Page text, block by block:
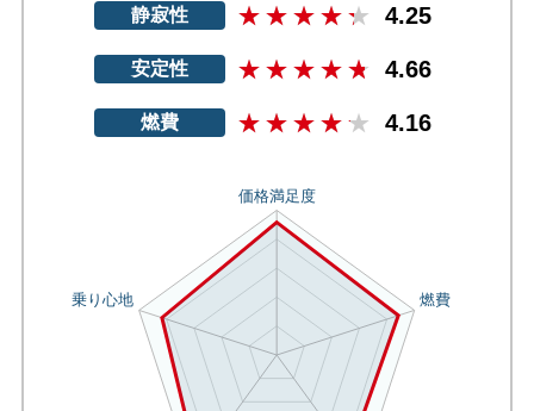
静寂性 4.25
安定性 4.66
燃費 4.16